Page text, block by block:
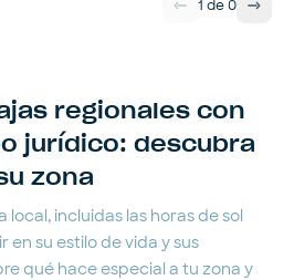
1 de0
regionales con
jurídico: descubra
zona
local, incluidas las horas de sol
en su estilo de vida y sus
qué hace especial a tu zona y